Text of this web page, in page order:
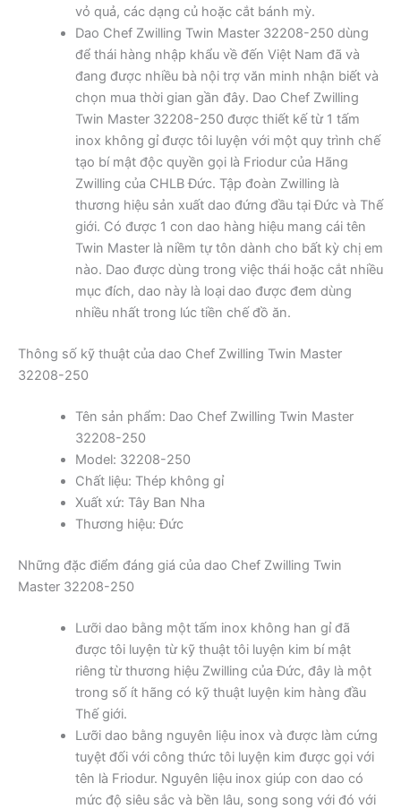
vỏ quả, các dạng củ hoặc cắt bánh mỳ.
Dao Chef Zwilling Twin Master 32208-250 dùng
để thái hàng nhập khẩu về đến Việt Nam đã và
đang được nhiều bà nội trợ văn minh nhận biết và
chọn mua thời gian gần đây. Dao Chef Zwilling
Twin Master 32208-250 được thiết kế từ 1 tấm
inox không gỉ được tôi luyện với một quy trình chế
tạo bí mật độc quyền gọi là Friodur của Hãng
Zwilling của CHLB Đức. Tập đoàn Zwilling là
thương hiệu sản xuất dao đứng đầu tại Đức và Thế
giới. Có được 1 con dao hàng hiệu mang cái tên
Twin Master là niềm tự tôn dành cho bất kỳ chị em
nào. Dao được dùng trong việc thái hoặc cắt nhiều
mục đích, dao này là loại dao được đem dùng
nhiều nhất trong lúc tiền chế đồ ăn.
Thông số kỹ thuật của dao Chef Zwilling Twin Master
32208-250
Tên sản phẩm: Dao Chef Zwilling Twin Master
32208-250
Model: 32208-250
Chất liệu: Thép không gỉ
Xuất xứ: Tây Ban Nha
Thương hiệu: Đức
Những đặc điểm đáng giá của dao Chef Zwilling Twin
Master 32208-250
Lưỡi dao bằng một tấm inox không han gỉ đã
được tôi luyện từ kỹ thuật tôi luyện kim bí mật
riêng từ thương hiệu Zwilling của Đức, đây là một
trong số ít hãng có kỹ thuật luyện kim hàng đầu
Thế giới.
Lưỡi dao bằng nguyên liệu inox và được làm cứng
tuyệt đối với công thức tôi luyện kim được gọi với
tên là Friodur. Nguyên liệu inox giúp con dao có
mức độ siêu sắc và bền lâu, song song với đó với